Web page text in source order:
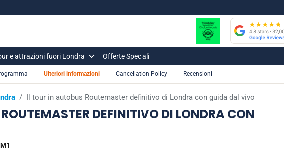
e attrazioni fuori Londra Offerte Speciali
/ Il tour in autobus Routemaster definitivo di Londra con guida dal vivo
DEFINITIVO DI LONDRA CON
Ulteriori informazioni Cancellation Policy Recensioni